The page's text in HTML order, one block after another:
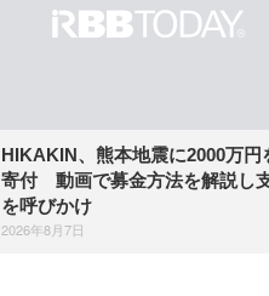
HIKAKIN、熊本地震に2000万円
寄付 動画で募金方法を解説し
を呼びかけ
2026年8月7日